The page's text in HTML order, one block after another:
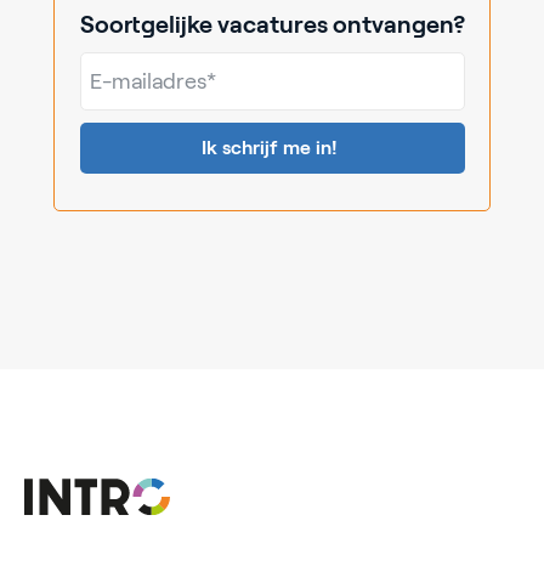
Soortgelijke vacatures ontvangen?
E-
mailadres*